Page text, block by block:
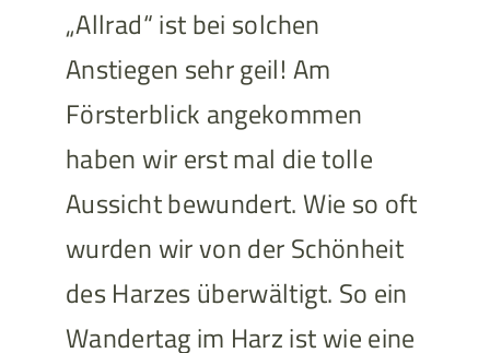
„Allrad“ ist bei solchen
Anstiegen sehr geil! Am
Försterblick angekommen
haben wir erst mal die tolle
Aussicht bewundert. Wie so oft
wurden wir von der Schönheit
des Harzes überwältigt. So ein
Wandertag im Harz ist wie eine